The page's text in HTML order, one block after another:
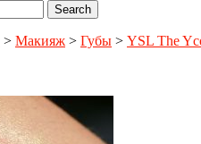
> Макияж > Губы > YSL The